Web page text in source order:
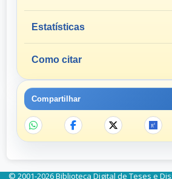
Estatísticas
Como citar
Compartilhar
© 2001-2026 Biblioteca Digital de Teses e